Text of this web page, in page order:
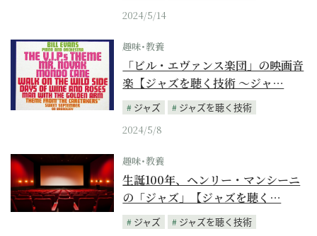
2024/5/14
趣味･教養
「ビル・エヴァンス楽団」の映画音
楽【ジャズを聴く技術 〜ジャ…
ジャズ
ジャズを聴く技術
2024/5/8
趣味･教養
生誕100年、ヘンリー・マンシーニ
の「ジャズ」【ジャズを聴く…
ジャズ
ジャズを聴く技術